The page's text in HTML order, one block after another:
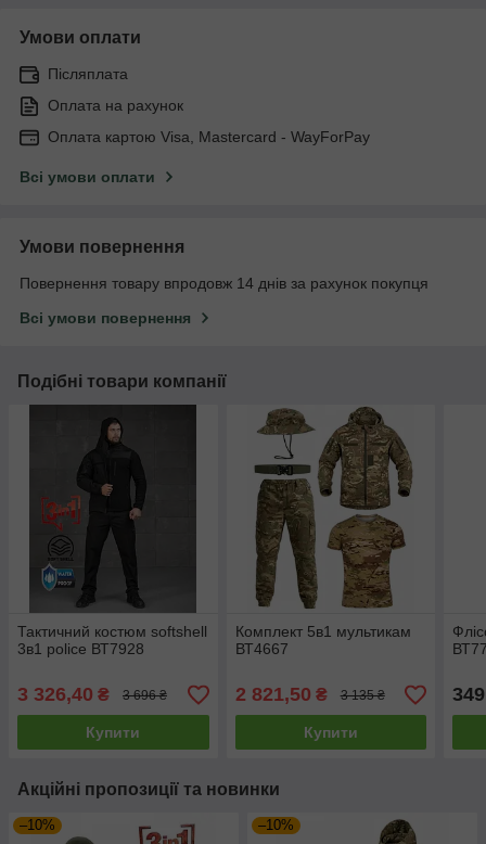
Умови оплати
Післяплата
Оплата на рахунок
Оплата картою Visa, Mastercard - WayForPay
Всі умови оплати
Умови повернення
Повернення товару впродовж 14 днів за рахунок покупця
Всі умови повернення
Подібні товари компанії
Тактичний костюм softshell
3в1 police ВТ7928
3 326,40 ₴ 3 696 ₴
Купити
Комплект 5в1 мультикам
ВТ4667
2 821,50 ₴ 3 135 ₴
Купити
349
Акційні пропозиції та новинки
–10% –10%